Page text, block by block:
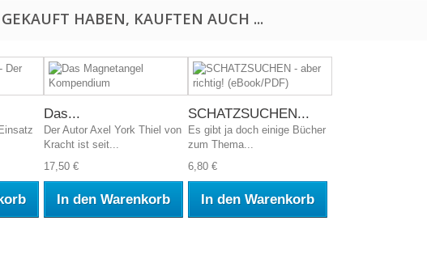
HABEN, KAUFTEN AUCH ...
Das...
Der Autor Axel York Thiel von
Kracht ist seit...
17,50 €
In den Warenkorb
SCHATZSUCHEN...
Es gibt ja doch einige Bücher
zum Thema...
6,80 €
In den Warenkorb